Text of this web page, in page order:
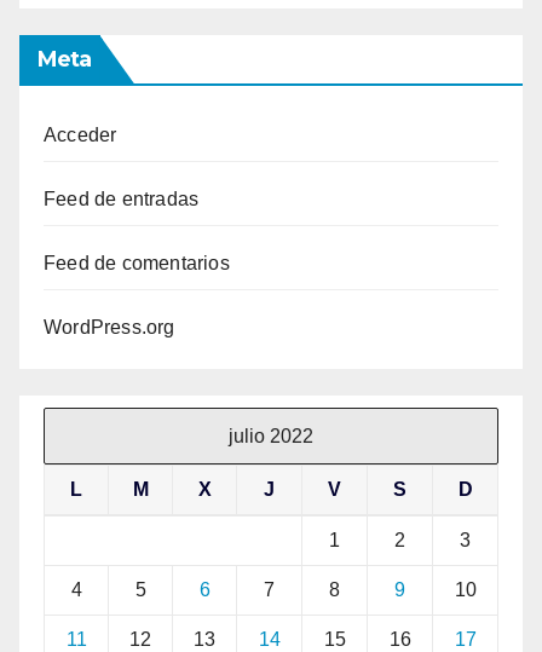
Meta
Acceder
Feed de entradas
Feed de comentarios
WordPress.org
julio 2022
L M X J V S D
1 2 3
4 5 6 7 8 9 10
11 12 13 14 15 16 17